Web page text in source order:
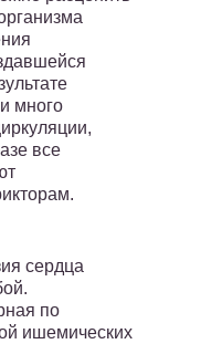
много
все
сердца
по
ишемических